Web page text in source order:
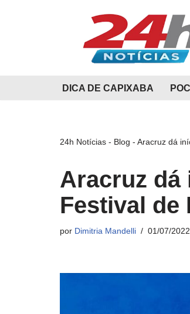
DICA DE CAPIXABA
24h Notícias - Blog - Aracruz dá
Aracruz dá
Festival de
por Dimitria Mandelli 01/07/2022